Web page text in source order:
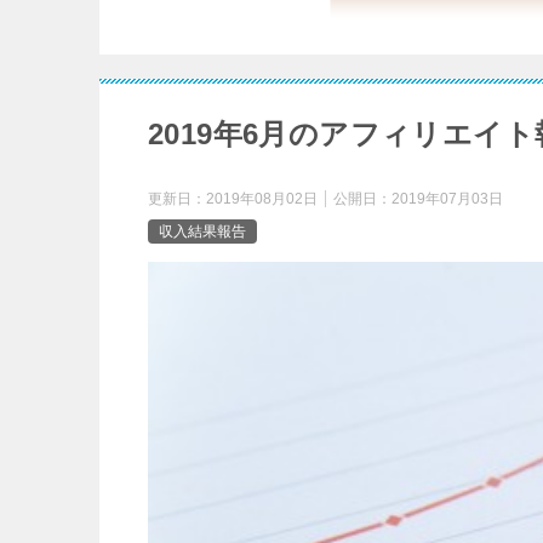
2019年6月のアフィリエイト
更新日： 2019年08月02日 公開日： 2019年07月03日
収入結果報告